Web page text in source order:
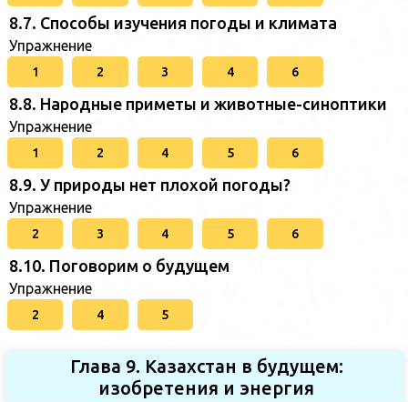
8.7. Способы изучения погоды и климата
Упражнение
1 2 3 4 6
8.8. Народные приметы и животные-синоптики
Упражнение
1 2 4 5 6
8.9. У природы нет плохой погоды?
Упражнение
2 3 4 5 6
8.10. Поговорим о будущем
Упражнение
2 4 5
Глава 9. Казахстан в будущем:
изобретения и энергия